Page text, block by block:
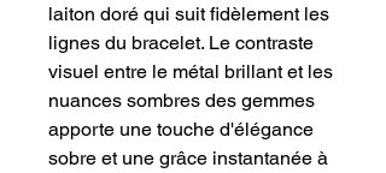
laiton doré qui suit fidèlement les
lignes du bracelet. Le contraste
visuel entre le métal brillant et les
nuances sombres des gemmes
apporte une touche d'élégance
sobre et une grâce instantanée à